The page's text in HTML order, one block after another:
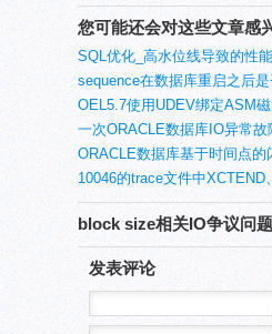
您可能还会对这些文章感
SQL优化_高水位线导致的性
sequence在数据库重启之后
实验(4)
OEL5.7使用UDEV绑定ASM
一次ORACLE数据库IO异常故
ORACLE数据库基于时间点的
10046的trace文件中XCTEND
(2)
block size相关IO争议问
发表评论